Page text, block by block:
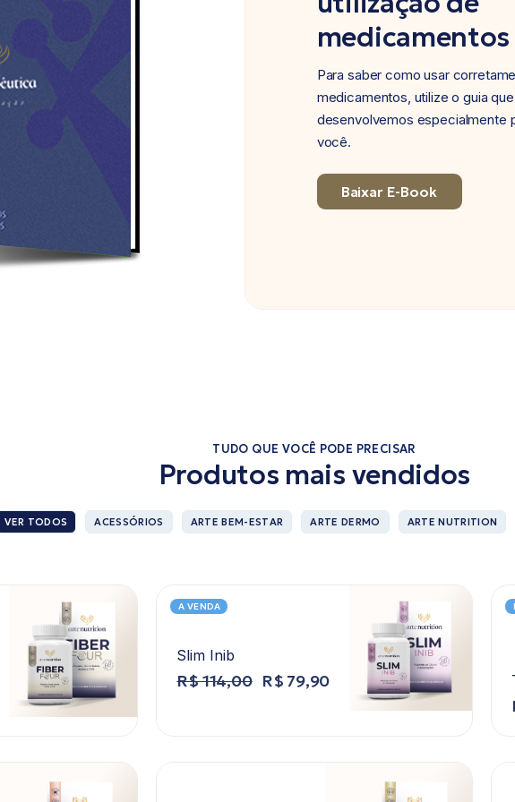
medicamentos
Para saber como usar
medicamentos, utilize o guia que
desenvolvemos especialmente
você.
Baixar E-Book
TUDO QUE VOCÊ PODE PRECISAR
Produtos mais vendidos
VER TODOS ACESSÓRIOS ARTE BEM-ESTAR ARTE DERMO ARTE NUTRITION
A VENDA
Slim Inib
R$114,00 R$ 79,90